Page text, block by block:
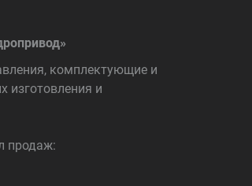
комплектующие и
изготовления и
продаж: